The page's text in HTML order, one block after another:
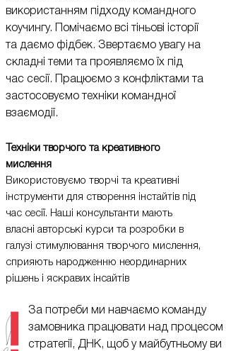
використанням підходу командного
коучингу. Помічаємо всі тіньові історії
та даємо фідбек. Звертаємо увагу на
складні теми та проявляємо їх під
час сесії. Працюємо з конфліктами та
застосовуємо техніки командної
взаємодії.
Техніки творчого та креативного
мислення
Використовуємо творчі та креативні
інструменти для створення інстайтів під
час сесії. Наші консультанти мають
власні авторські курси та розробки в
галузі стимулювання творчого мислення,
сприяють народженню неординарних
рішень і яскравих інсайтів
За потреби ми навчаємо команду
замовника працювати над процесом
стратегії, ДНК, щоб у майбутньому ви